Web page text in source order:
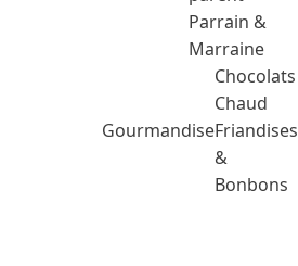
Parrain &
Marraine
Gourmandise
Chocolats
Chaud
Friandises
&
Bonbons